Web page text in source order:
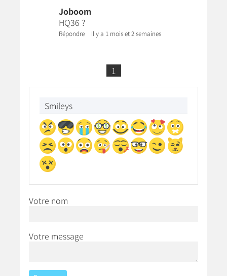
Joboom
HQ36 ?
Répondre Il y a 1 mois et 2 semaines
1
Smileys
Votre nom
Votre message